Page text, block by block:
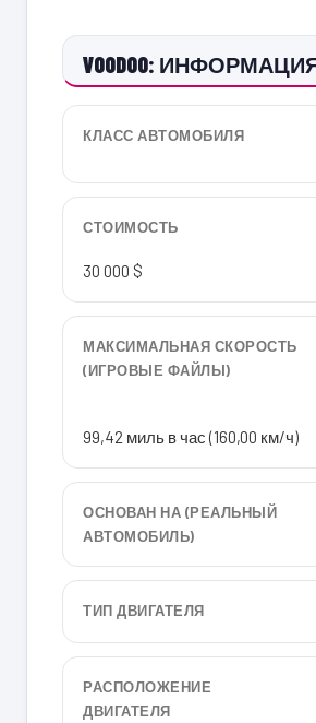
VOODOO:
КЛАСС АВТОМОБИЛЯ
СТОИМОСТЬ
30 000 $
МАКСИМАЛЬНАЯ СКОРОСТЬ
(ИГРОВЫЕ ФАЙЛЫ)
99,42 миль в час (160,00 км/ч)
ОСНОВАН НА (РЕАЛЬНЫЙ
АВТОМОБИЛЬ)
ТИП ДВИГАТЕЛЯ
РАСПОЛОЖЕНИЕ
ДВИГАТЕЛЯ